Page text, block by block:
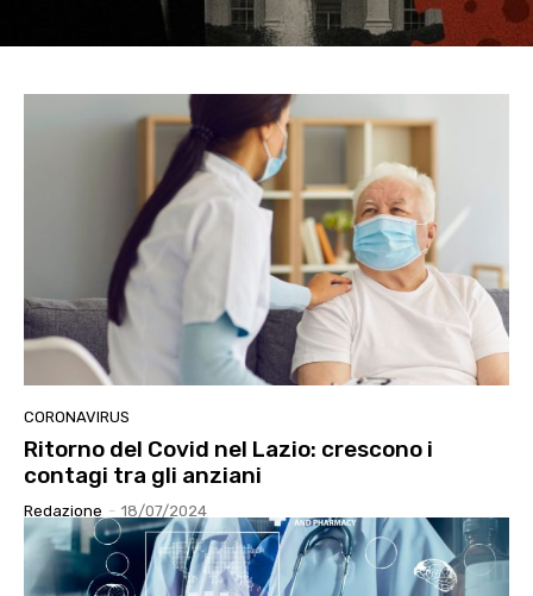
CORONAVIRUS
Ritorno del Covid nel Lazio: crescono i
contagi tra gli anziani
Redazione - 18/07/2024